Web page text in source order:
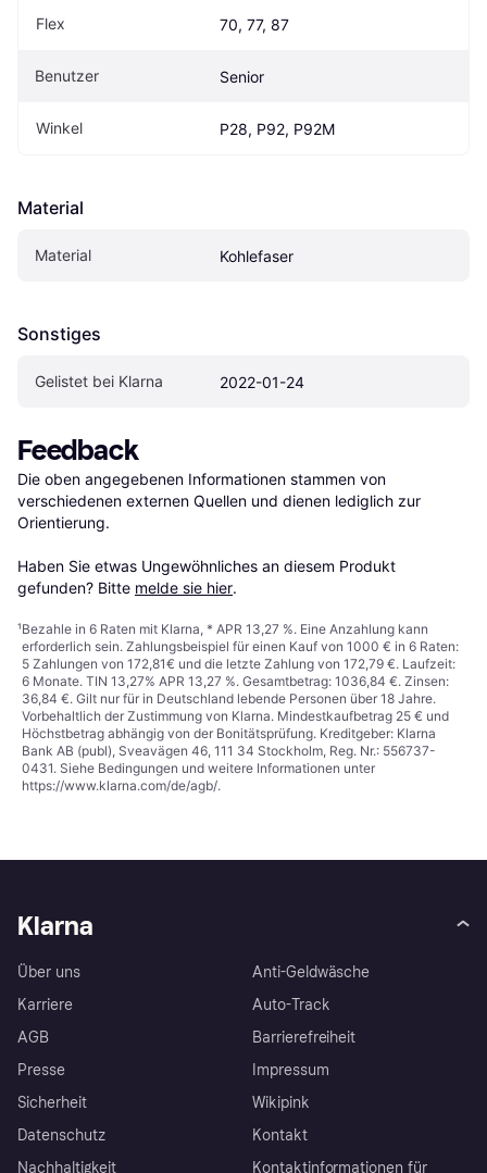
Flex 70, 77, 87
Benutzer Senior
Winkel P28, P92, P92M
Material
Material Kohlefaser
Sonstiges
Gelistet bei Klarna 2022-01-24
Feedback
Die oben angegebenen Informationen stammen von
verschiedenen externen Quellen und dienen lediglich zur
Orientierung.
Haben Sie etwas Ungewöhnliches an diesem Produkt
gefunden? Bitte melde sie hier.
¹Bezahle in 6 Raten mit Klarna, * APR 13,27 %. Eine Anzahlung kann
erforderlich sein. Zahlungsbeispiel für einen Kauf von 1000 € in 6 Raten:
5 Zahlungen von 172,81€ und die letzte Zahlung von 172,79 €. Laufzeit:
6 Monate. TIN 13,27% APR 13,27 %. Gesamtbetrag: 1036,84 €. Zinsen:
36,84 €. Gilt nur für in Deutschland lebende Personen über 18 Jahre.
Vorbehaltlich der Zustimmung von Klarna. Mindestkaufbetrag 25 € und
Höchstbetrag abhängig von der Bonitätsprüfung. Kreditgeber: Klarna
Bank AB (publ), Sveavägen 46, 111 34 Stockholm, Reg. Nr.: 556737-
0431. Siehe Bedingungen und weitere Informationen unter
https://www.klarna.com/de/agb/.
Klarna
Über uns
Karriere
AGB
Presse
Sicherheit
Datenschutz
Nachhaltigkeit
Anti-Geldwäsche
Auto-Track
Barrierefreiheit
Impressum
Wikipink
Kontakt
Kontaktinformationen für